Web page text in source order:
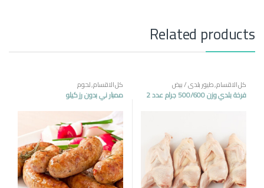
Related products
كل الاقسام,طيور بلدي / بيض
فرخة بلدي وزن 500/600 جرام عدد 2
كل الاقسام,لحوم
ممبار ني بدون رز كيلو